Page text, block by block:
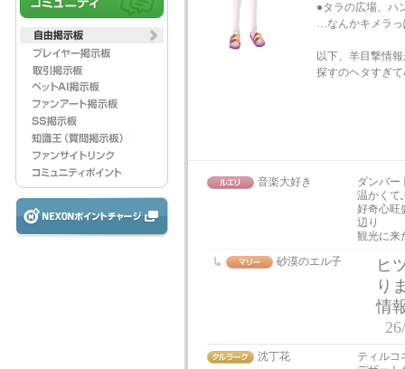
●タラの広場、ハ
…なんかキメラっ
以下、羊目撃情
探すのヘタすぎ
音楽大好き
ダンバ
温かくて
好奇心旺
辺り
観光に来
砂漠のエル子
ヒ
り
情
沈丁花
ティルコ